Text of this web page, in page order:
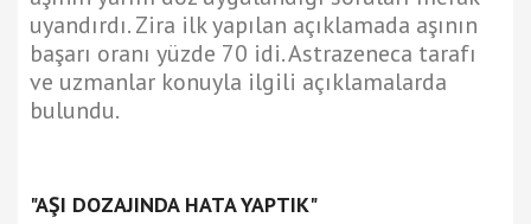
uyandırdı. Zira ilk yapılan açıklamada aşının
başarı oranı yüzde 70 idi. Astrazeneca tarafı
ve uzmanlar konuyla ilgili açıklamalarda
bulundu.
"AŞI DOZAJINDA HATA YAPTIK"